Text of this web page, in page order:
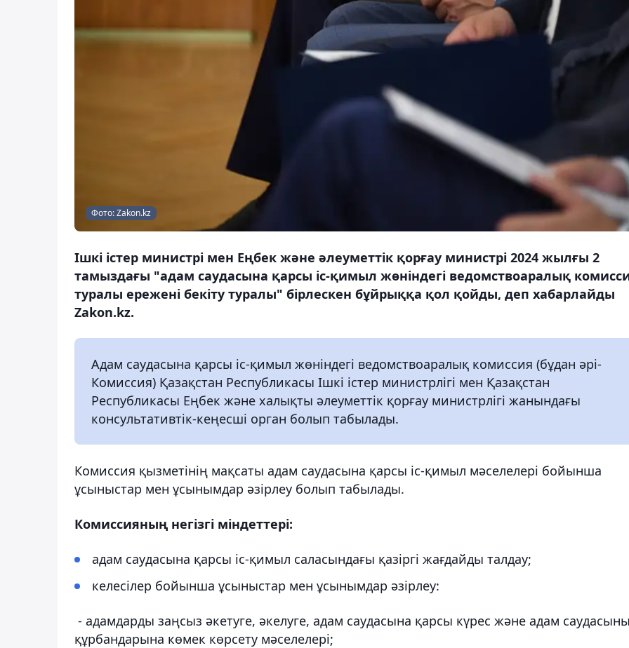
Фото: Zakon.kz
Ішкі істер министрі мен Еңбек және әлеуметтік қорғау министрі 2024 жылғы 2
тамыздағы "адам саудасына қарсы іс-қимыл жөніндегі ведомствоаралық
туралы ережені бекіту туралы" бірлескен бұйрыққа қол қойды, деп хабарлайды
Zakon.kz.
Адам саудасына қарсы іс-қимыл жөніндегі ведомствоаралық комиссия (бұдан әрі-
Комиссия) Қазақстан Республикасы Ішкі істер министрлігі мен Қазақстан
Республикасы Еңбек және халықты әлеуметтік қорғау министрлігі жанындағы
консультативтік-кеңесші орган болып табылады.
Комиссия қызметінің мақсаты адам саудасына қарсы іс-қимыл мәселелері бойынша
ұсыныстар мен ұсынымдар әзірлеу болып табылады.
Комиссияның негізгі мiндеттерi:
адам саудасына қарсы іс-қимыл саласындағы қазіргі жағдайды талдау;
келесілер бойынша ұсыныстар мен ұсынымдар әзірлеу:
- адамдарды заңсыз әкетуге, әкелуге, адам саудасына қарсы күрес және адам
құрбандарына көмек көрсету мәселелері;